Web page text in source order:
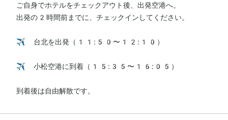
ご自身でホテルをチェックアウト後、出発空港へ。
出発の2時間前までに、チェックインしてください。
✈️ 台北を出発（11:50〜12:10）
✈️ 小松空港に到着（15:35〜16:05）
到着後は自由解散です。